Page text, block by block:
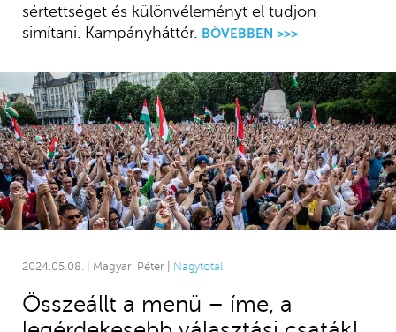
sértettséget és különvéleményt el tudjon
simítani. Kampányháttér.
BŐVEBBEN >>>
2024.05.08. | Magyari Péter | Nagytotál
Összeállt a menü – íme, a